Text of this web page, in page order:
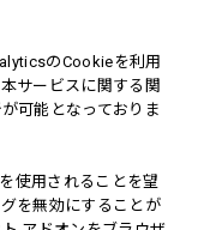
のCookieを利用
サービスに関する関
可能となっておりま
使用されることを望
を無効にすることが